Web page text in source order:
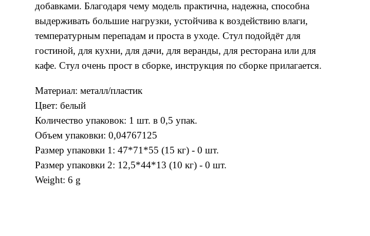
добавками. Благодаря чему модель практична, надежна, способна
выдерживать большие нагрузки, устойчива к воздействию влаги,
температурным перепадам и проста в уходе. Стул подойдёт для
гостиной, для кухни, для дачи, для веранды, для ресторана или для
кафе. Стул очень прост в сборке, инструкция по сборке прилагается.
Материал: металл/пластик
Цвет: белый
Количество упаковок: 1 шт. в 0,5 упак.
Объем упаковки: 0,04767125
Размер упаковки 1: 47*71*55 (15 кг) - 0 шт.
Размер упаковки 2: 12,5*44*13 (10 кг) - 0 шт.
Weight: 6 g